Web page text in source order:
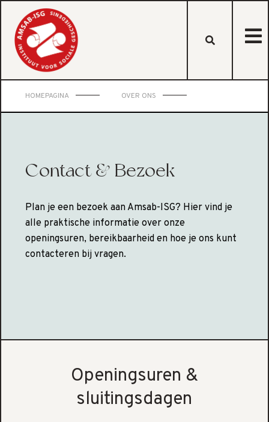
HOMEPAGINA OVER ONS
Contact & Bezoek
Plan je een bezoek aan Amsab-ISG? Hier vind je
alle praktische informatie over onze
openingsuren, bereikbaarheid en hoe je ons kunt
contacteren bij vragen.
Openingsuren &
sluitingsdagen